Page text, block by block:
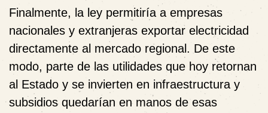
Finalmente, la ley permitiría a empresas
nacionales y extranjeras exportar electricidad
directamente al mercado regional. De este
modo, parte de las utilidades que hoy retornan
al Estado y se invierten en infraestructura y
subsidios quedarían en manos de esas